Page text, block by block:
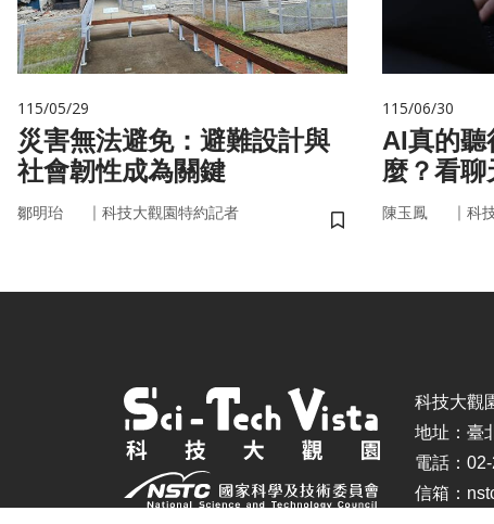
115/05/29
災害無法避免：避難設計與
社會韌性成為關鍵
鄒明珆 ｜ 科技大觀園特約記者
儲存書籤
115/06/30
AI真的聽
麼？看
言科技
陳玉鳳 ｜ 科
科技大觀
地址：臺
電話：
信箱：